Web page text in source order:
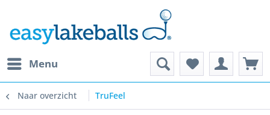
Menu
Naar overzicht TruFeel